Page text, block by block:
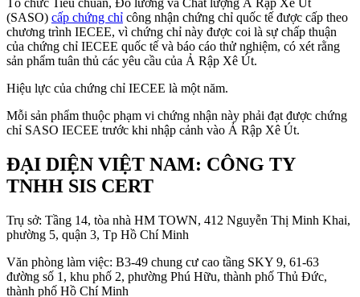
(SASO) cấp chứng chỉ công nhận chứng chỉ quốc tế được cấp theo
chương trình IECEE, vì chứng chỉ này được coi là sự chấp thuận
của chứng chỉ IECEE quốc tế và báo cáo thử nghiệm, có xét rằng
sản phẩm tuân thủ các yêu cầu của Ả Rập Xê Út.
Hiệu lực của chứng chỉ IECEE là một năm.
Mỗi sản phẩm thuộc phạm vi chứng nhận này phải đạt được chứng
chỉ SASO IECEE trước khi nhập cảnh vào Ả Rập Xê Út.
ĐẠI DIỆN VIỆT NAM: CÔNG TY
TNHH SIS CERT
Trụ sở: Tầng 14, tòa nhà HM TOWN, 412 Nguyễn Thị Minh Khai,
phường 5, quận 3, Tp Hồ Chí Minh
Văn phòng làm việc: B3-49 chung cư cao tầng SKY 9, 61-63
đường số 1, khu phố 2, phường Phú Hữu, thành phố Thủ Đức,
thành phố Hồ Chí Minh